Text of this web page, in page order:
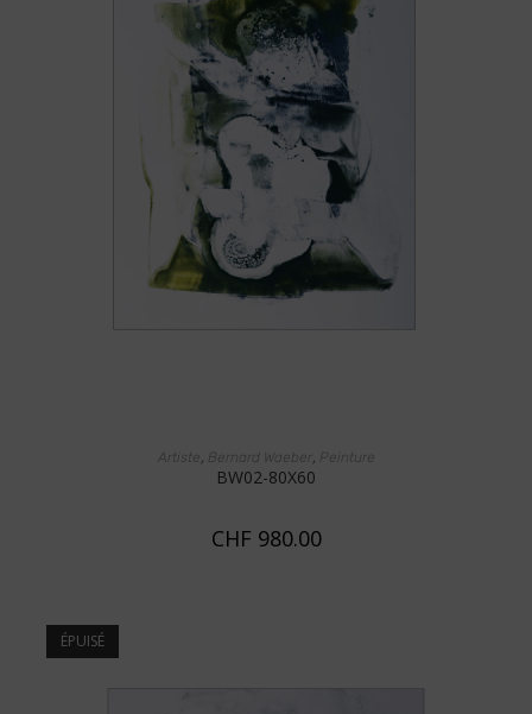
AJOUTER AU PANIER
Artiste, Bernard Waeber , Peinture
BW02-80X60
CHF 980.00
ÉPUISÉ